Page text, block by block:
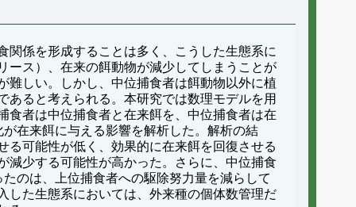
関係を形成することは多く、こうした生態系に
ース）、在来の餌動物が減少してしまうことが
難しい。しかし、中位捕食者は餌動物以外に植
ると考えられる。本研究では数理モデルを用
食者は中位捕食者と在来餌を、中位捕食者は在
在来餌に与える影響を解析した。解析の結
可能性が低く、効果的に在来餌を回復させる
減少する可能性が高かった。さらに、中位捕食
のは、上位捕食者への駆除努力量を減らして
した生態系においては、外来種の個体数管理だ